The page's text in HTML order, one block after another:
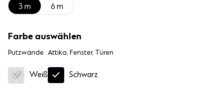
3 m 6 m
Farbe auswählen
Putzwände
Weiß
Attika, Fenster, Türen
Schwarz